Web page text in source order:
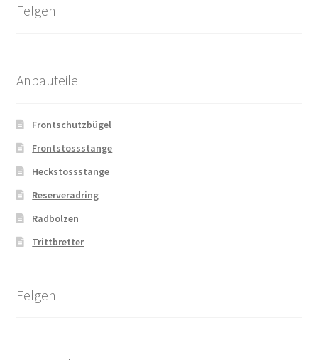
Felgen
Anbauteile
Frontschutzbügel
Frontstossstange
Heckstossstange
Reserveradring
Radbolzen
Trittbretter
Felgen